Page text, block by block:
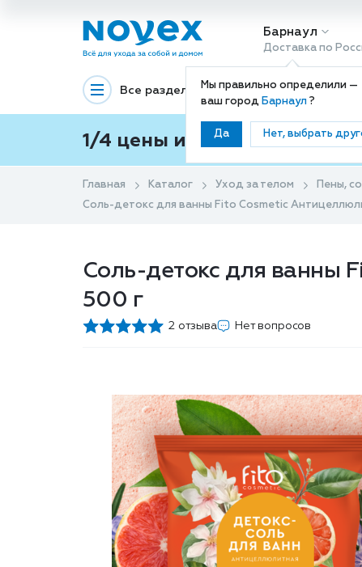
Барнаул
Доставка по
Мы правильно определили —
ваш город Барнаул?
Да Нет, выбрать
Все разделы Декоративная
1/4 цены и покупки ваши с
Главная Каталог Уход за телом Пены,
Соль-детокс для ванны Fito Cosmetic
Соль-детокс для ванны
500 г
2 отзыва Нет вопросов